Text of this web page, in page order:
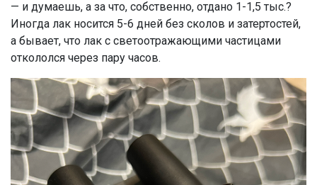
— и думаешь, а за что, собственно, отдано 1-1,5 тыс.?
Иногда лак носится 5-6 дней без сколов и затертостей,
а бывает, что лак с светоотражающими частицами
откололся через пару часов.